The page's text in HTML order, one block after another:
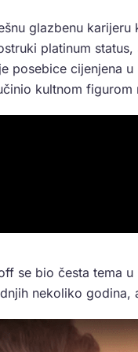
glazbenu karijeru
platinum
posebice cijenjena
kultnom figurom
se bio česta tema
nekoliko godina,